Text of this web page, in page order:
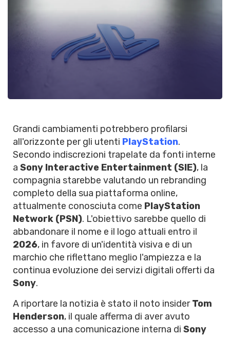
Grandi cambiamenti potrebbero profilarsi
all'orizzonte per gli utenti PlayStation.
Secondo indiscrezioni trapelate da fonti interne
a Sony Interactive Entertainment (SIE), la
compagnia starebbe valutando un rebranding
completo della sua piattaforma online,
attualmente conosciuta come PlayStation
Network (PSN). L'obiettivo sarebbe quello di
abbandonare il nome e il logo attuali entro il
2026, in favore di un'identità visiva e di un
marchio che riflettano meglio l'ampiezza e la
continua evoluzione dei servizi digitali offerti da
Sony.
A riportare la notizia è stato il noto insiderTom
Henderson, il quale afferma di aver avuto
accesso a una comunicazione interna di Sony